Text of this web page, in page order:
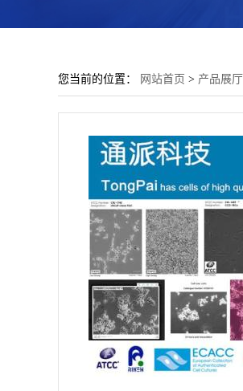
您当前的位置： 网站首页 > 产品展厅